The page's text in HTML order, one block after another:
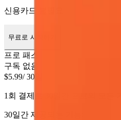
신용카드 불필요
무료로 시작하기
프로 패스
구독 없음
$5.99/ 30일
1회 결제로 30일간 프로의 모든
30일간 제공되는 기능: